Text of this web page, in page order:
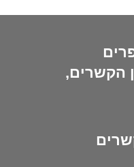
הקשרים,